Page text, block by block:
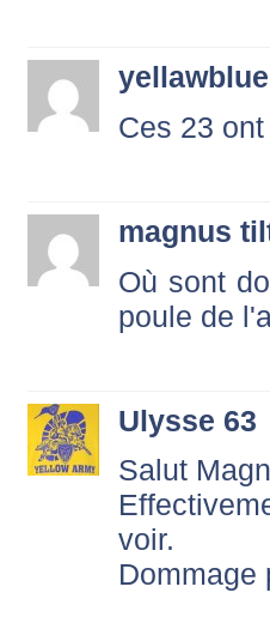
yellawblue
Ces 23
magnus
Où sont
poule de
Ulysse 63
Salut
voir.